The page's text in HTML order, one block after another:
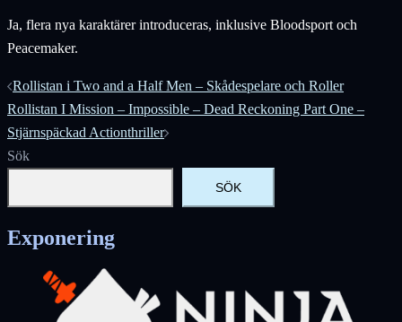
Ja, flera nya karaktärer introduceras, inklusive Bloodsport och
Peacemaker.
Inläggsnavigering
Rollistan i Two and a Half Men – Skådespelare och Roller
Rollistan I Mission – Impossible – Dead Reckoning Part One –
Stjärnspäckad Actionthriller
Sök
SÖK
Exponering